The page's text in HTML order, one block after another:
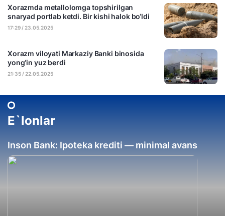
Xorazmda metallolomga topshirilgan
snaryad portlab ketdi. Bir kishi halok bo‘ldi
17:29 / 23.05.2025
Xorazm viloyati Markaziy Banki binosida
yong‘in yuz berdi
21:35 / 22.05.2025
E`lonlar
Inson Bank: Ipoteka krediti — minimal avans